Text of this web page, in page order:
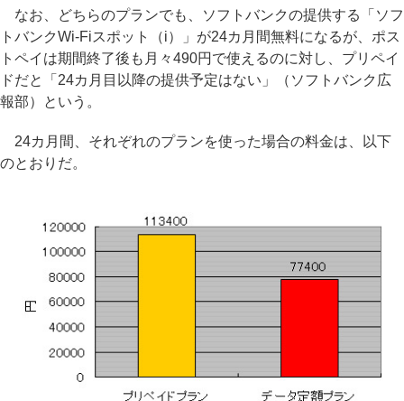
なお、どちらのプランでも、ソフトバンクの提供する「ソフ
トバンクWi-Fiスポット（i）」が24カ月間無料になるが、ポス
トペイは期間終了後も月々490円で使えるのに対し、プリペイ
ドだと「24カ月目以降の提供予定はない」（ソフトバンク広
報部）という。
24カ月間、それぞれのプランを使った場合の料金は、以下
のとおりだ。